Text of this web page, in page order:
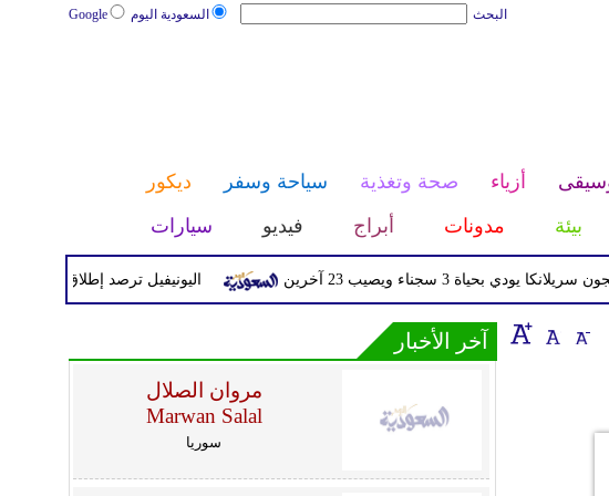
السعودية اليوم Google البحث
أزياء صحة وتغذية سياحة وسفر
ديكور
بيئة مدونات أبراج فيديو سيارات
اليونيفيل ترصد إطلاق 113 مقذوفا إسرائيليا على لبنان خلال يوم واحد بحياة 3 سجناء ويصيب 23 آخرين
آخر الأخبار
مروان الصلال
Marwan Salal
سوريا